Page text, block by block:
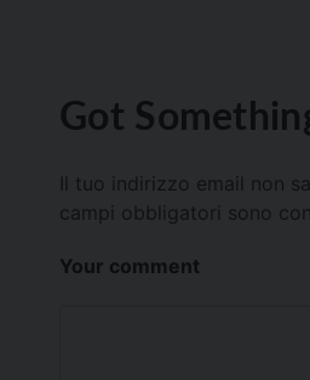
Got
Il tuo indirizzo email non
campi obbligatori sono
Your comment